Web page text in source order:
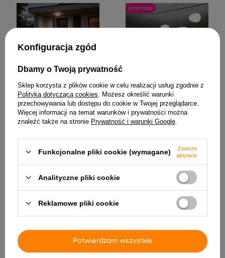
Plafon sufitowy PIR P2582-
E27-S E27x2 biały z
czujnikiem ruchu i zmierzchu
119,00 zł
promocja
Lampa magnetyczna
STONE DDCX-002 5W
4000K
obniżką:299,99 zł
229,99 zł
-10%
promocja okazja
Konfiguracja zgód
Dbamy o Twoją prywatność
Sklep korzysta z plików cookie w celu realizacji usług zgodnie z
Polityką dotyczącą cookies . Możesz określić warunki
przechowywania lub dostępu do cookie w Twojej przeglądarce.
Więcej informacji na temat warunków i prywatności można
znaleźć także na stronie Prywatność i warunki Google
Funkcjonalne pliki cookie (wymagane)
Zawsze
aktywne
Analityczne pliki cookie
Reklamowe pliki cookie
Potwierdzam wszystkie